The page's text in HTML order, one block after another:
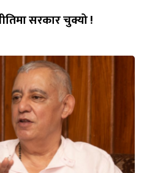
सरकार चुक्यो !